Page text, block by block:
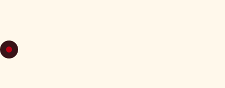
centrarse directamente en el concepto de la percepción en
sí misma: